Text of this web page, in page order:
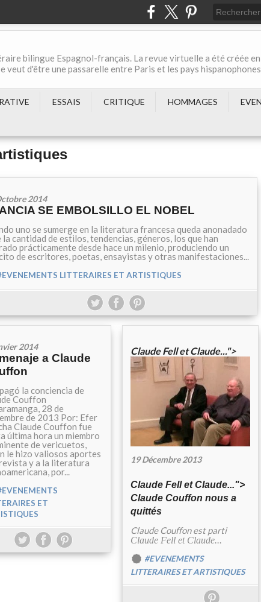
bilingue Espagnol-français. La revue virtuelle a été créée en
d'être une passarelle entre Paris et les pays hispanophones
ESSAIS CRITIQUE HOMMAGES
2014
SE EMBOLSILLO EL NOBEL
uno se sumerge en la literatura francesa queda anonadado
la cantidad de estilos, tendencias, géneros, los que han
prácticamente desde hace un milenio, produciendo un
de escritores, poetas, ensayistas y otras manifestaciones...
LITTERAIRES ET ARTISTIQUES
2014
a Claude
la conciencia de
Couffon
28 de
de 2013 Por: Efer
Claude Couffon fue
última hora un miembro
de vericuetos,
le hizo valiosos aportes
y a la literatura
por...
ET
Claude Fell et Claude...">
19 Décembre 2013
Claude Fell et Claude...">
Claude Couffon nous a
quittés
Claude Couffon est parti
Claude Fell et Claude...
#EVENEMENTS
LITTERAIRES ET ARTISTIQUES